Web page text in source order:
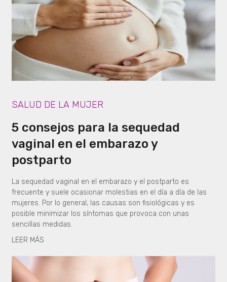
SALUD DE LA MUJER
5 consejos para la sequedad
vaginal en el embarazo y
postparto
La sequedad vaginal en el embarazo y el postparto es
frecuente y suele ocasionar molestias en el día a día de las
mujeres. Por lo general, las causas son fisiológicas y es
posible minimizar los síntomas que provoca con unas
sencillas medidas.
LEER MÁS